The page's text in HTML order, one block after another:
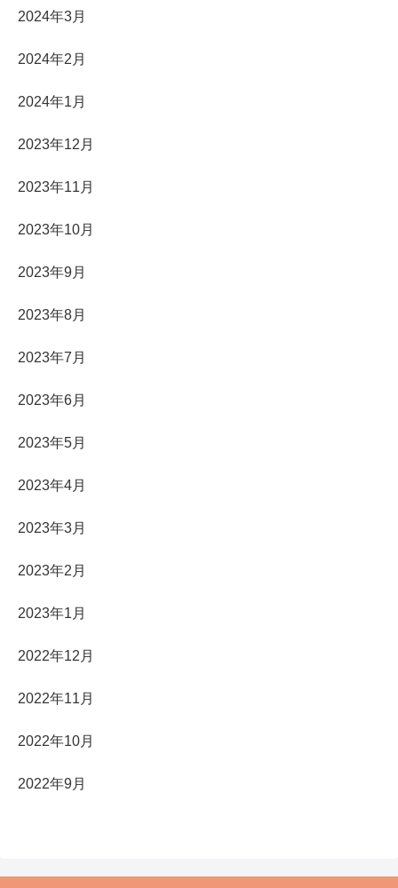
2024年3月
2024年2月
2024年1月
2023年12月
2023年11月
2023年10月
2023年9月
2023年8月
2023年7月
2023年6月
2023年5月
2023年4月
2023年3月
2023年2月
2023年1月
2022年12月
2022年11月
2022年10月
2022年9月